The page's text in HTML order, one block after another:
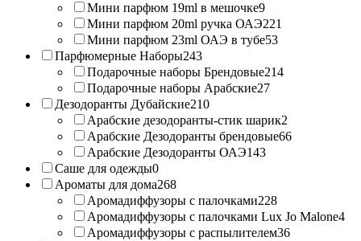
Мини парфюм 19ml в мешочке9
Мини парфюм 20ml ручка ОАЭ221
Мини парфюм 23ml ОАЭ в тубе53
Парфюмерные Наборы243
Подарочные наборы Брендовые214
Подарочные наборы Арабские27
Дезодоранты Дубайские210
Арабские дезодоранты-стик шарик2
Арабские Дезодоранты брендовые66
Арабские Дезодоранты ОАЭ143
Саше для одежды0
Ароматы для дома268
Аромадиффузоры с палочками228
Аромадиффузоры с палочками Lux Jo Malone4
Аромадиффузоры с распылителем36